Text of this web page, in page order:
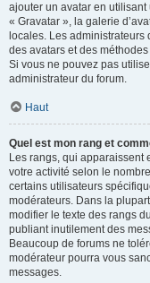
ajouter un avatar en
« Gravatar », la galerie
locales. Les
des avatars et des
Si vous ne pouvez pas
administrateur du forum.
Haut
Quel est mon rang et
Les rangs, qui apparaissent
votre activité selon le
certains utilisateurs
modérateurs. Dans la
modifier le texte des rangs
publiant inutilement des
Beaucoup de forums ne
modérateur pourra vous
messages.